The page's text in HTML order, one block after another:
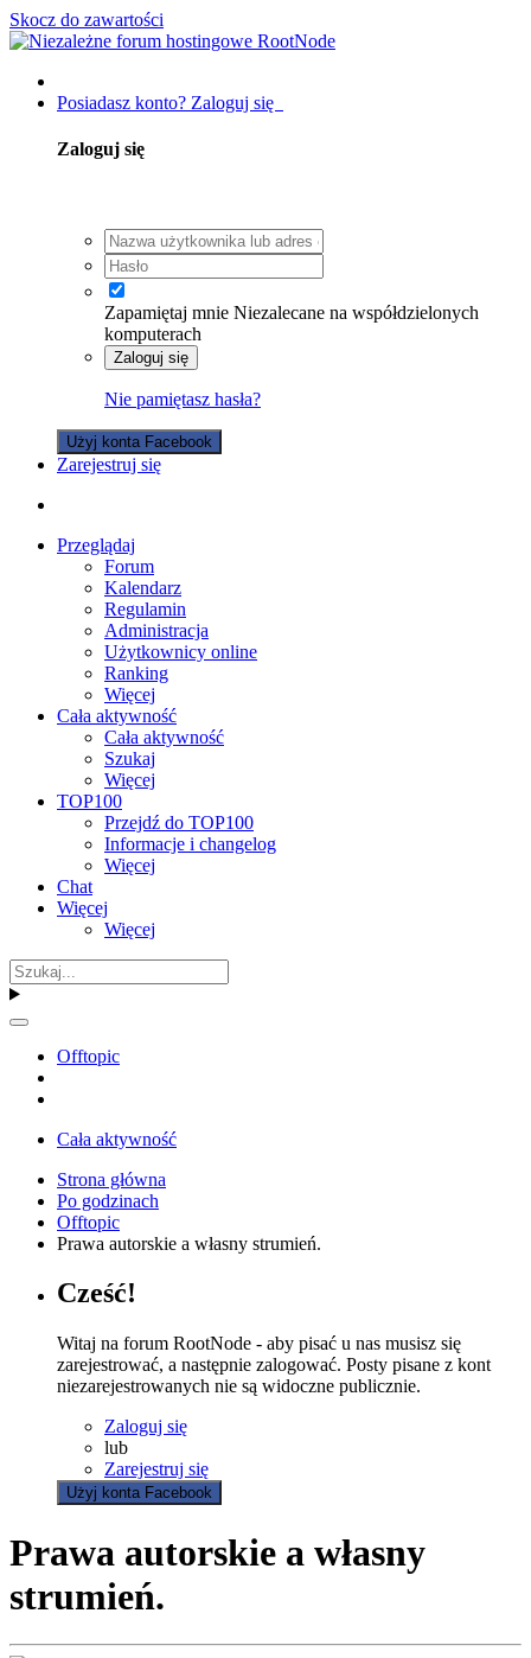
Skocz do zawartości
Posiadasz konto? Zaloguj się
Zaloguj się
Zapamiętaj mnie Niezalecane na współdzielonych
komputerach
Zaloguj się
Nie pamiętasz hasła?
Użyj konta Facebook
Zarejestruj się
Przeglądaj
Forum
Kalendarz
Regulamin
Administracja
Użytkownicy online
Ranking
Więcej
Cała aktywność
Cała aktywność
Szukaj
Więcej
TOP100
Przejdź do TOP100
Informacje i changelog
Więcej
Chat
Więcej
Więcej
Offtopic
Cała aktywność
Strona główna
Po godzinach
Offtopic
Prawa autorskie a własny strumień.
Cześć!
Witaj na forum RootNode - aby pisać u nas musisz się
zarejestrować, a następnie zalogować. Posty pisane z kont
niezarejestrowanych nie są widoczne publicznie.
Zaloguj się
lub
Zarejestruj się
Użyj konta Facebook
Prawa autorskie a własny
strumień.